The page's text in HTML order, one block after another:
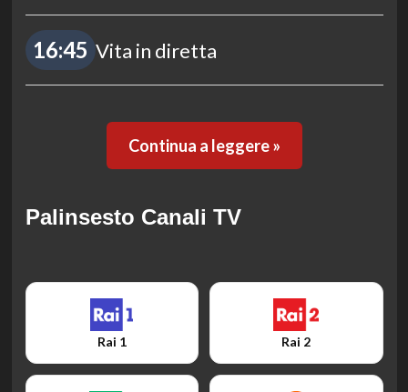
16:45 Vita in diretta
Continua a leggere »
Palinsesto Canali TV
Rai 1 Rai 2